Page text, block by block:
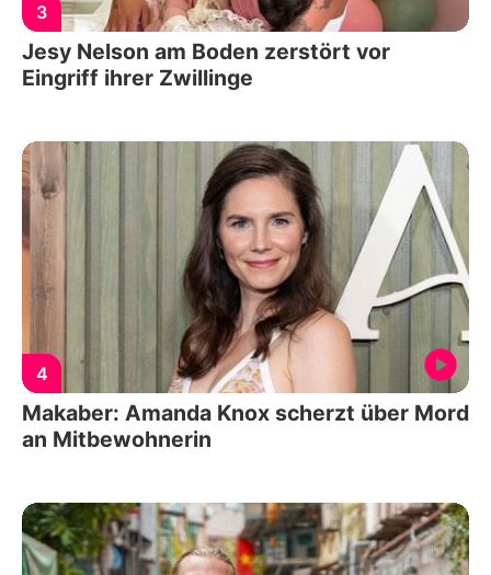
3
Jesy Nelson am Boden zerstört vor
Eingriff ihrer Zwillinge
4
Makaber: Amanda Knox scherzt über Mord
an Mitbewohnerin